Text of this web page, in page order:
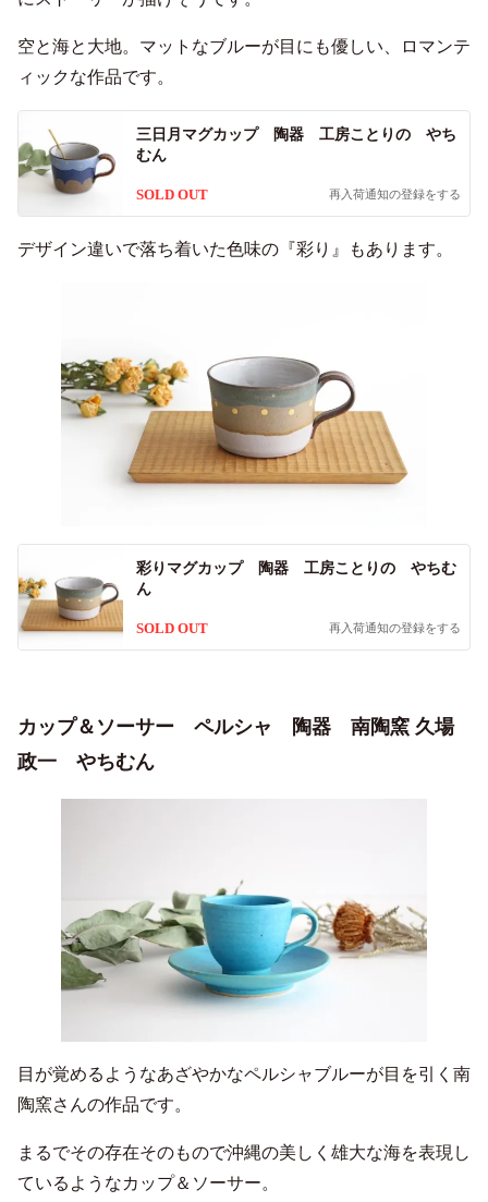
空と海と大地。マットなブルーが目にも優しい、ロマンテ
ィックな作品です。
三日月マグカップ 陶器 工房ことりの やち
むん
SOLD OUT 再入荷通知の登録をする
デザイン違いで落ち着いた色味の『彩り』もあります。
彩りマグカップ 陶器 工房ことりの やちむ
ん
SOLD OUT 再入荷通知の登録をする
カップ＆ソーサー ペルシャ 陶器 南陶窯 久場
政一 やちむん
目が覚めるようなあざやかなペルシャブルーが目を引く南
陶窯さんの作品です。
まるでその存在そのもので沖縄の美しく雄大な海を表現し
ているようなカップ＆ソーサー。